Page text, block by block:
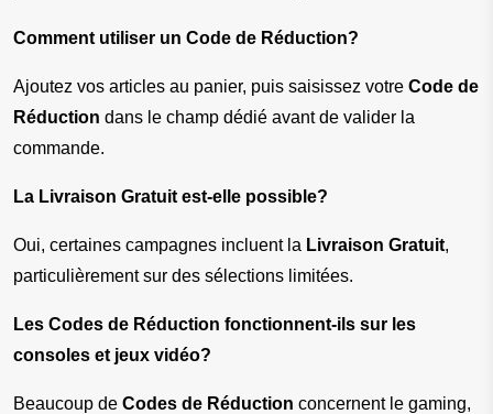
Comment utiliser un Code de Réduction?
Ajoutez vos articles au panier, puis saisissez votre Code de
Réduction dans le champ dédié avant de valider la
commande.
La Livraison Gratuit est-elle possible?
Oui, certaines campagnes incluent la Livraison Gratuit,
particulièrement sur des sélections limitées.
Les Codes de Réduction fonctionnent-ils sur les
consoles et jeux vidéo?
Beaucoup de Codes de Réduction concernent le gaming,